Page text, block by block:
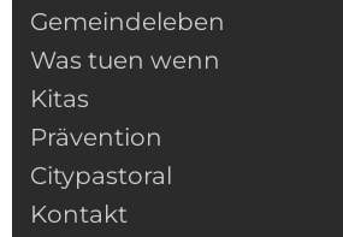
Gemeindeleben
Was tuen wenn
Kitas
Prävention
Citypastoral
Kontakt